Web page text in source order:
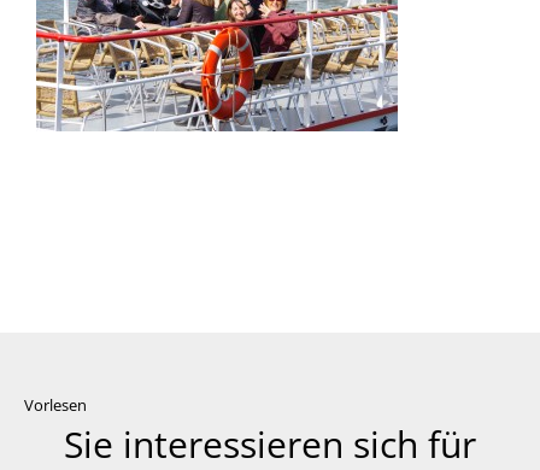
Vorlesen
Sie interessieren sich für